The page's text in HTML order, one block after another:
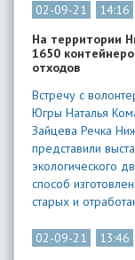
02-09-21
14:16
На территории
1650
отходов
Встречу с
Югры Наталья
Зайцева Речка
представили
экологического
способ
старых и
02-09-21
13:46